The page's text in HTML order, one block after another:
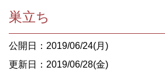
巣立ち
公開日：2019/06/24(月)
更新日：2019/06/28(金)